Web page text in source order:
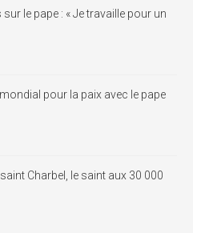
le pape : « Je travaille pour un
pour la paix avec le pape
Charbel, le saint aux 30 000